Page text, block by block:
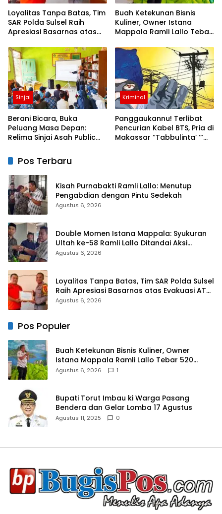
Loyalitas Tanpa Batas, Tim
SAR Polda Sulsel Raih
Apresiasi Basarnas atas
Buah Ketekunan Bisnis
Kuliner, Owner Istana
Mappala Ramli Lallo Tebar
Gowa
Sinjai
Berani Bicara, Buka
Peluang Masa Depan:
Relima Sinjai Asah Public
Nurul Izzah Kalamisu
Kriminal
Panggaukannu! Terlibat
Pencurian Kabel BTS, Pria di
Makassar “Tabbulinta’ ‘”
Pos Terbaru
Kisah Purnabakti Ramli Lallo: Menutup
Pengabdian dengan Pintu Sedekah
Agustus 6, 2026
Double Momen Istana Mappala: Syukuran
Ultah ke-58 Ramli Lallo Ditandai Aksi
Berbagi Rumah Ibadah
Agustus 6, 2026
Loyalitas Tanpa Batas, Tim SAR Polda Sulsel
Raih Apresiasi Basarnas atas Evakuasi ATR
42
Agustus 6, 2026
Pos Populer
Buah Ketekunan Bisnis Kuliner, Owner
Istana Mappala Ramli Lallo Tebar 520
Paket Sembako di Gowa
Agustus 6, 2026 1
Bupati Torut Imbau ki Warga Pasang
Bendera dan Gelar Lomba 17 Agustus
Agustus 11, 2025 0